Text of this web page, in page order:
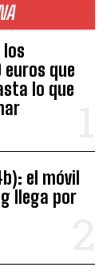
los
que
lo que
el móvil
llega por